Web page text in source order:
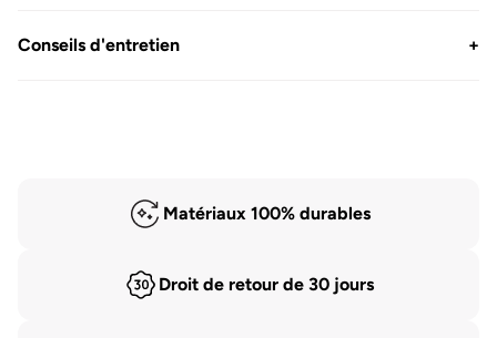
Conseils d'entretien +
Matériaux 100% durables
Droit de retour de 30 jours